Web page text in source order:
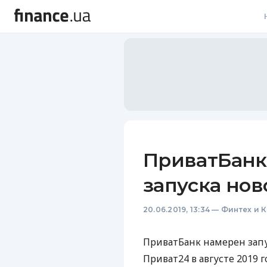
запуска
20.06.2019, 13:34 — Финтех и
ПриватБанк намерен
Приват24 в августе 2019